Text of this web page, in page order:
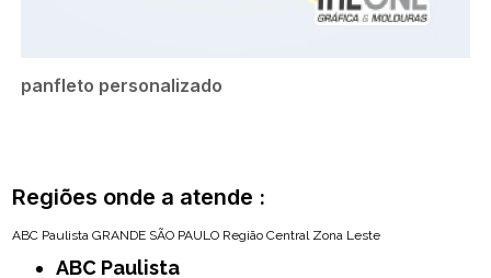
panfleto personalizado
Regiões onde a atende :
ABC Paulista GRANDE SÃO PAULO Região Central Zona Leste
ABC Paulista